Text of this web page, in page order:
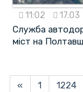
11:02 17.03
Служба
міст на
« 1 1224